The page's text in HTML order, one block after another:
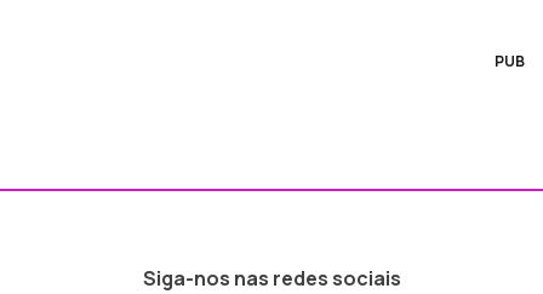
PUB
Siga-nos nas redes sociais